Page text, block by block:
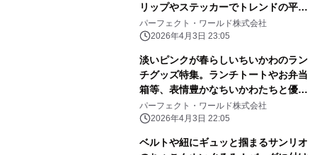
リップやステッカーでトレンドの平成
レトロ感ばっちりです。
パーフェクト・ワールド株式会社
2026年4月3日 23:05
淡いピンクが春らしいちいかわのラン
チグッズ特集。ランチトートやお弁当
箱等、表情豊かなちいかわたちと優し
いピンク色に心和む
パーフェクト・ワールド株式会社
2026年4月3日 22:05
ベルトや紐にギュッと掴まるサンリオ